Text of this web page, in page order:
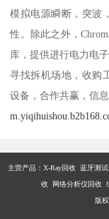
模拟电源瞬断，突波
性。除此之外，
库，提供进行电力电
寻找拆机场地，收购
设备，合作共赢，信息
主营产品：X-Ray回收 蓝牙测
收 网络分析仪回收
版